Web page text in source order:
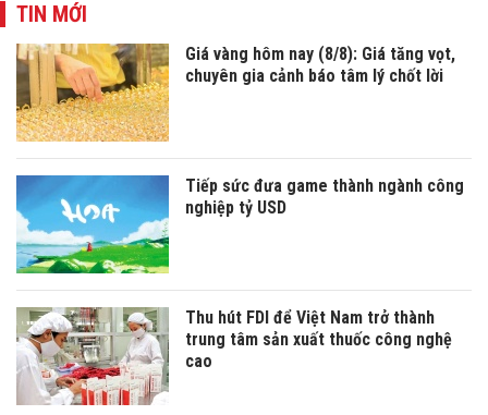
TIN MỚI
Giá vàng hôm nay (8/8): Giá tăng vọt,
chuyên gia cảnh báo tâm lý chốt lời
Tiếp sức đưa game thành ngành công
nghiệp tỷ USD
Thu hút FDI để Việt Nam trở thành
trung tâm sản xuất thuốc công nghệ
cao